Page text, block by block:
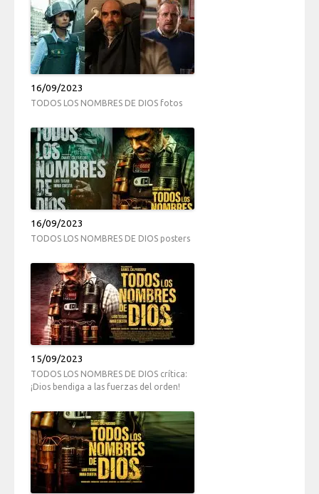
16/09/2023
TODOS LOS NOMBRES DE DIOS fotos
16/09/2023
TODOS LOS NOMBRES DE DIOS posters
15/09/2023
TODOS LOS NOMBRES DE DIOS crítica:
¡Dios bendiga a las fuerzas del orden!